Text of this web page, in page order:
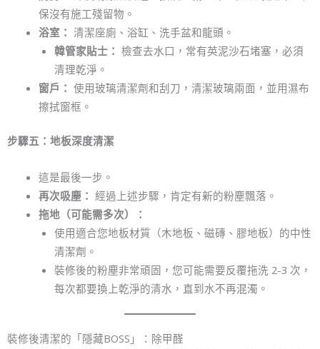
保沒有施工殘留物。
浴室： 清潔座廁、浴缸、洗手盆和龍頭。
韓管家貼士： 檢查去水口，常有英泥沙石堵塞，必須
清理乾淨。
窗戶： 使用玻璃清潔劑和刮刀，清潔玻璃兩面，並用濕布
擦拭窗框。
步驟五：地板深度清潔
這是最後一步。
再次吸塵： 經過上述步驟，肯定有新的粉塵飄落。
拖地（可能需多次）：
使用適合您地板材質（木地板、磁磚、膠地板）的中性
清潔劑。
裝修後的粉塵非常頑固，您可能需要反覆拖洗 2-3 次，
每次都要換上乾淨的清水，直到水不再混濁。
裝修後清潔的「隱藏BOSS」：除甲醛